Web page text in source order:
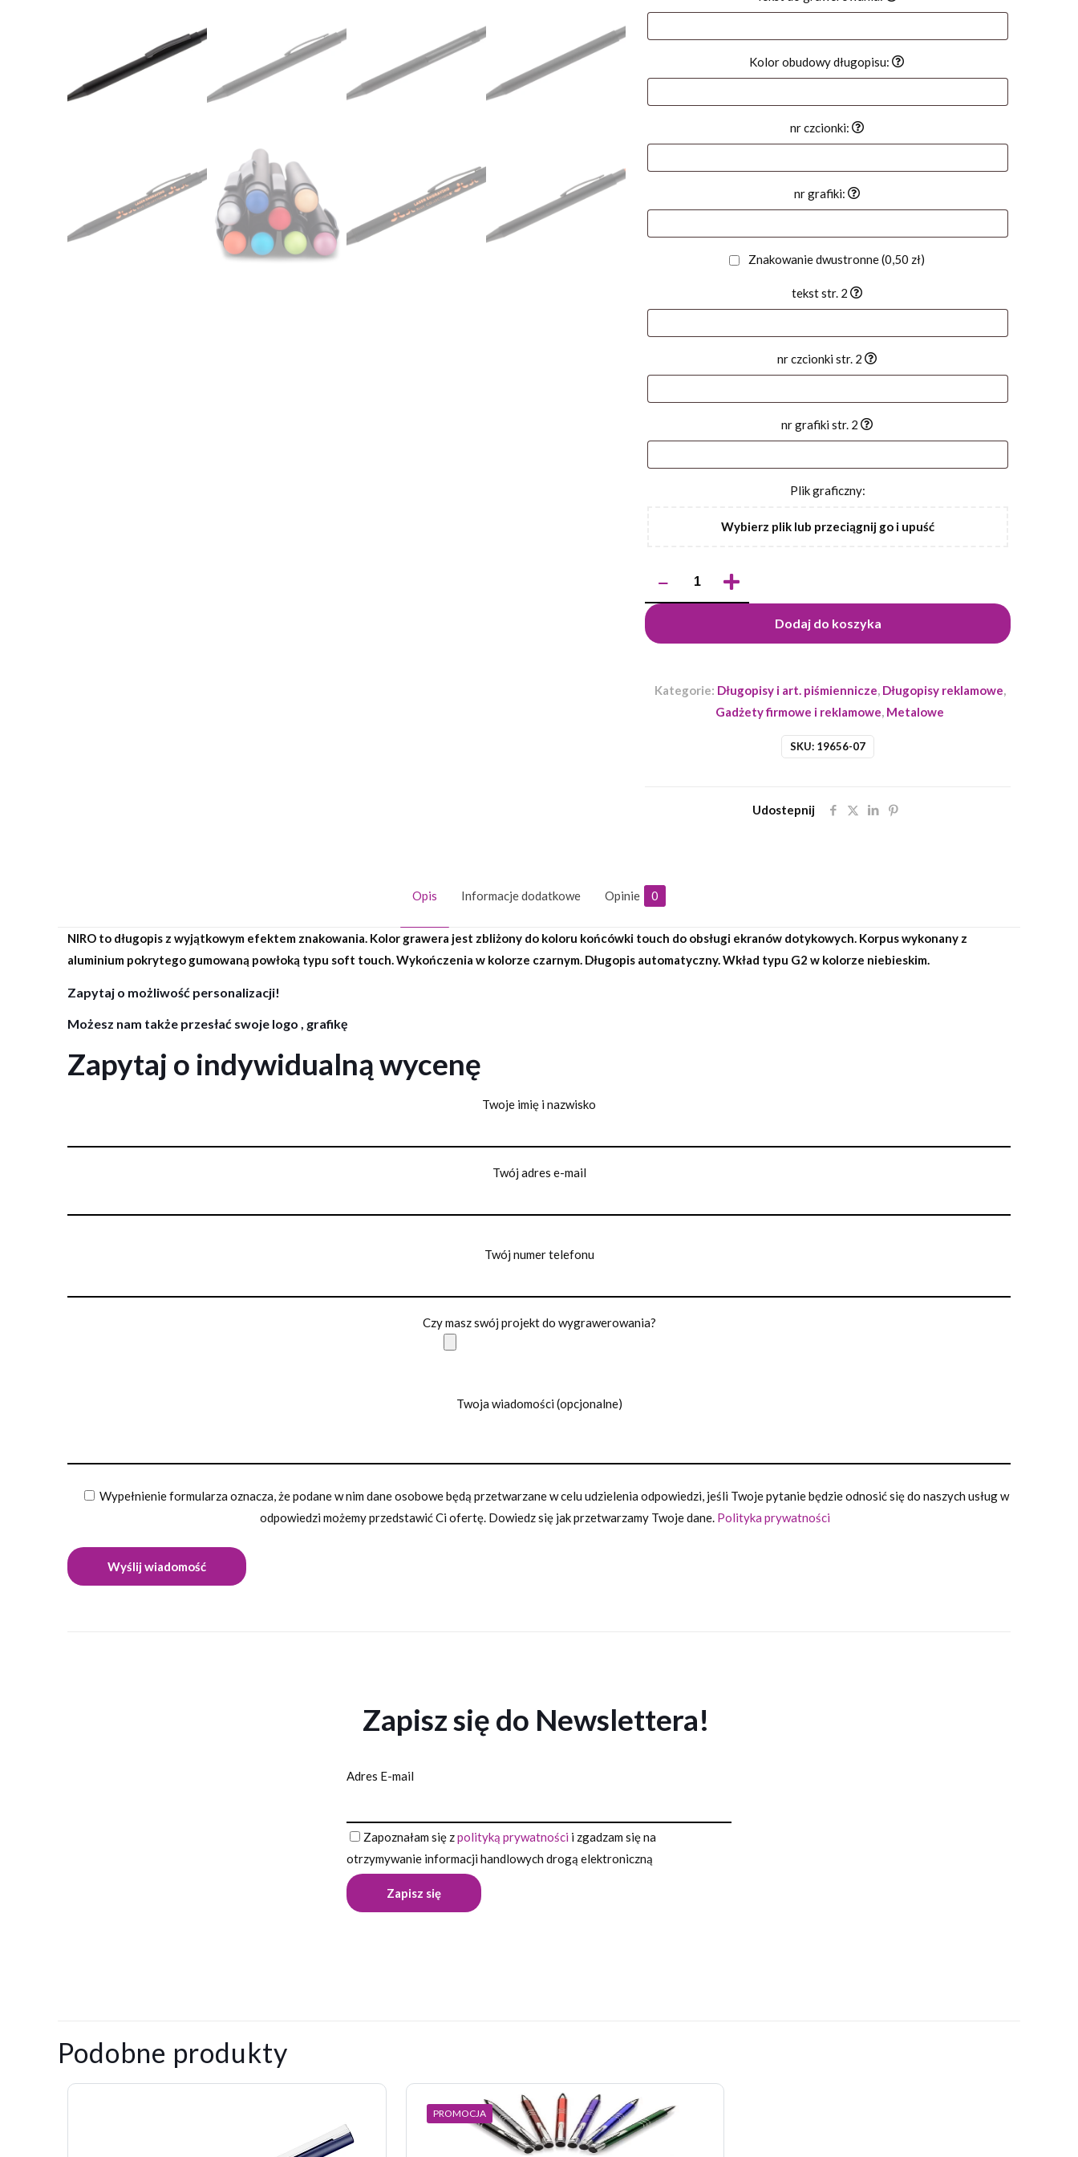
Kolor obudowy długopisu:
nr czcionki:
nr grafiki:
Znakowanie dwustronne(0,50 zł)
tekst str. 2
nr czcionki str. 2
nr grafiki str. 2
Plik graficzny:
Wybierz plik lub przeciągnij go i upuść
touch
NIRO
Dodaj do koszyka
SKU: 19656-07
Kategorie: Długopisy i art. piśmiennicze, Długopisy reklamowe,
Gadżety firmowe i reklamowe, Metalowe
Udostepnij
Opis Informacje dodatkowe Opinie 0
NIRO to długopis z wyjątkowym efektem znakowania. Kolor grawera jest zbliżony do koloru końcówki touch do obsługi ekranów dotykowych. Korpus wykonany z
aluminium pokrytego gumowaną powłoką typu soft touch. Wykończenia w kolorze czarnym. Długopis automatyczny. Wkład typu G2 w kolorze niebieskim.
Zapytaj o możliwość personalizacji!
Możesz nam także przesłać swoje logo , grafikę
Zapytaj o indywidualną wycenę
Twoje imię i nazwisko
Twój adres e-mail
Twój numer telefonu
Czy masz swój projekt do wygrawerowania?
Twoja wiadomości (opcjonalne)
Wypełnienie formularza oznacza, że podane w nim dane osobowe będą przetwarzane w celu udzielenia odpowiedzi, jeśli Twoje pytanie będzie odnosić się do naszych usług w
odpowiedzi możemy przedstawić Ci ofertę. Dowiedz się jak przetwarzamy Twoje dane. Polityka prywatności
Zapisz się do Newslettera!
Adres E-mail
Zapoznałam się zpolityką prywatności i zgadzam się na
otrzymywanie informacji handlowych drogą elektroniczną
Twoja ocena*
1 z 5 gwiazdek 2 z 5 gwiazdek 3 z 5 gwiazdek
Podobne produkty
PROMOCJA